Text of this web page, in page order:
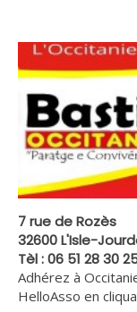
7 rue de Rozès
32600 L'Isle-
Tèl : 06 51 28 30
Adhérez à
HelloAsso en